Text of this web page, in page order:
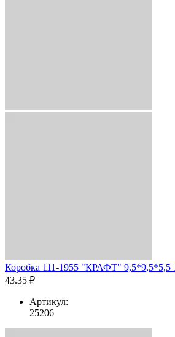
Коробка 111-1955 "КРАФТ" 9,5*9,5*5,5
43.35 ₽
Артикул:
25206